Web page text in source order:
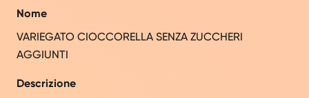
Nome
VARIEGATO CIOCCORELLA SENZA ZUCCHERI
AGGIUNTI
Descrizione